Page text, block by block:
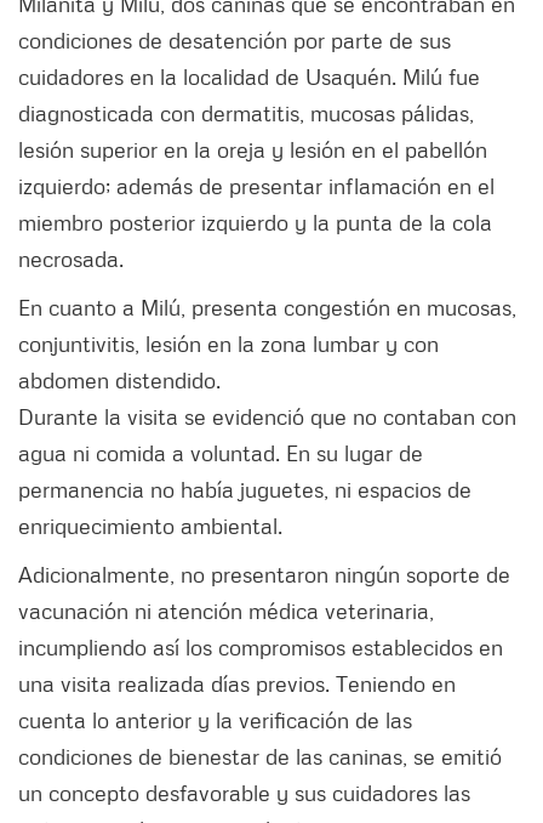
condiciones de desatención por parte de sus
cuidadores en la localidad de Usaquén. Milú fue
diagnosticada con dermatitis, mucosas pálidas,
lesión superior en la oreja y lesión en el pabellón
izquierdo; además de presentar inflamación en el
miembro posterior izquierdo y la punta de la cola
necrosada.
En cuanto a Milú, presenta congestión en mucosas,
conjuntivitis, lesión en la zona lumbar y con
abdomen distendido.
Durante la visita se evidenció que no contaban con
agua ni comida a voluntad. En su lugar de
permanencia no había juguetes, ni espacios de
enriquecimiento ambiental.
Adicionalmente, no presentaron ningún soporte de
vacunación ni atención médica veterinaria,
incumpliendo así los compromisos establecidos en
una visita realizada días previos. Teniendo en
cuenta lo anterior y la verificación de las
condiciones de bienestar de las caninas, se emitió
un concepto desfavorable y sus cuidadores las